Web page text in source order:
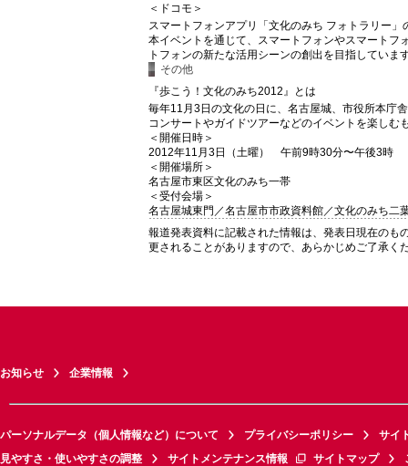
＜ドコモ＞
スマートフォンアプリ「文化のみち フォトラリー
本イベントを通じて、スマートフォンやスマートフ
トフォンの新たな活用シーンの創出を目指していま
その他
『歩こう！文化のみち2012』とは
毎年11月3日の文化の日に、名古屋城、市役所本庁
コンサートやガイドツアーなどのイベントを楽しむ
＜開催日時＞
2012年11月3日（土曜） 午前9時30分〜午後3時
＜開催場所＞
名古屋市東区文化のみち一帯
＜受付会場＞
名古屋城東門／名古屋市市政資料館／文化のみち二
報道発表資料に記載された情報は、発表日現在のも
更されることがありますので、あらかじめご了承く
お知らせ 企業情報
パーソナルデータ（個人情報など）について プライバシーポリシー
サイ
見やすさ・使いやすさの調整
サイトメンテナンス情報 サイトマップ